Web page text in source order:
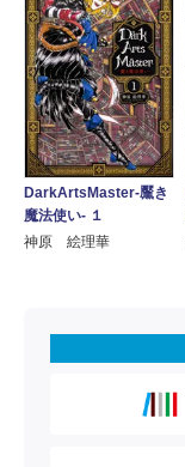
DarkArtsMaster-黶き
魔法使い- １
神原 絵理華